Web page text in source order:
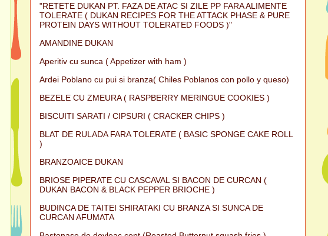
"RETETE DUKAN PT. FAZA DE ATAC SI ZILE PP FARA ALIMENTE
TOLERATE ( DUKAN RECIPES FOR THE ATTACK PHASE & PURE
PROTEIN DAYS WITHOUT TOLERATED FOODS )"
AMANDINE DUKAN
Aperitiv cu sunca ( Appetizer with ham )
Ardei Poblano cu pui si branza( Chiles Poblanos con pollo y queso)
BEZELE CU ZMEURA ( RASPBERRY MERINGUE COOKIES )
BISCUITI SARATI / CIPSURI ( CRACKER CHIPS )
BLAT DE RULADA FARA TOLERATE ( BASIC SPONGE CAKE ROLL
)
BRANZOAICE DUKAN
BRIOSE PIPERATE CU CASCAVAL SI BACON DE CURCAN (
DUKAN BACON & BLACK PEPPER BRIOCHE )
BUDINCA DE TAITEI SHIRATAKI CU BRANZA SI SUNCA DE
CURCAN AFUMATA